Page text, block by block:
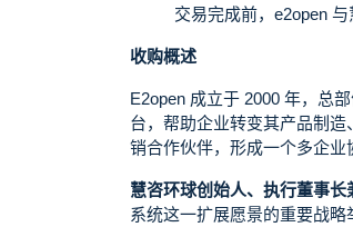
交易完成前，e2open 与
收购概述
E2open 成立于 2000 年，总
台，帮助企业转变其产品制
销合作伙伴，形成一个多企业
慧咨环球创始人、执行董事
系统这一扩展愿景的重要战略